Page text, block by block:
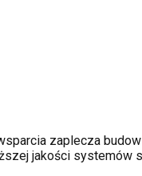
zaplecza
jakości systemów